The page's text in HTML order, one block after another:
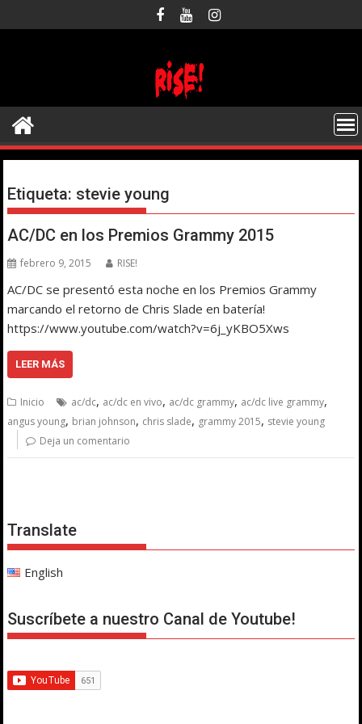
al
Etiqueta: stevie young
AC/DC en los Premios Grammy 2015
febrero 9, 2015 RISE!
AC/DC se presentó esta noche en los Premios Grammy
marcando el retorno de Chris Slade en batería!
https://www.youtube.com/watch?v=6j_yKBO5Xws
LEER MÁS
Inicio ac/dc, ac/dc en vivo, ac/dc grammy, ac/dc live grammy,
angus young, brian johnson, chris slade, grammy 2015, stevie young
Deja un comentario
Translate
English
Suscríbete a nuestro Canal de Youtube!